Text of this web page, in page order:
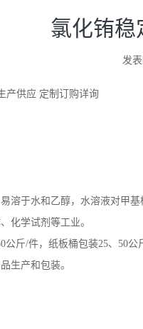
氯化铕稳
发
产供应 定制订购详询
溶于水和乙醇，水溶液对甲
化学试剂等工业。
斤/件，纸板桶包装25、50公
生产和包装。